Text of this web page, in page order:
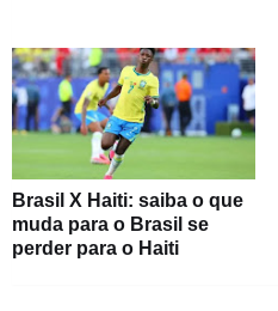
Brasil X Haiti: saiba o que
muda para o Brasil se
perder para o Haiti